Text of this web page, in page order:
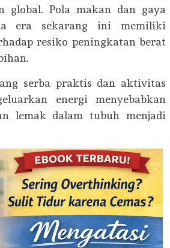
global. Pola makan dan gaya
era sekarang ini memiliki
resiko peningkatan berat
serba praktis dan aktivitas
energi menyebabkan
lemak dalam tubuh menjadi